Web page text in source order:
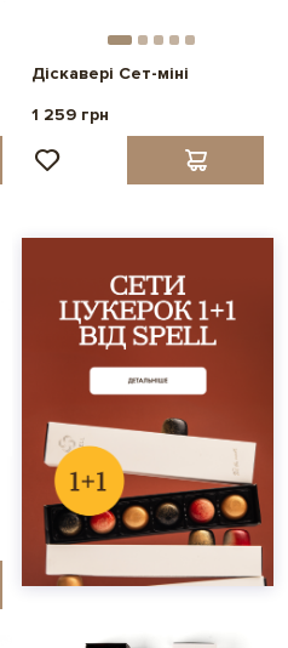
Діскавері Сет-міні
1 259 грн